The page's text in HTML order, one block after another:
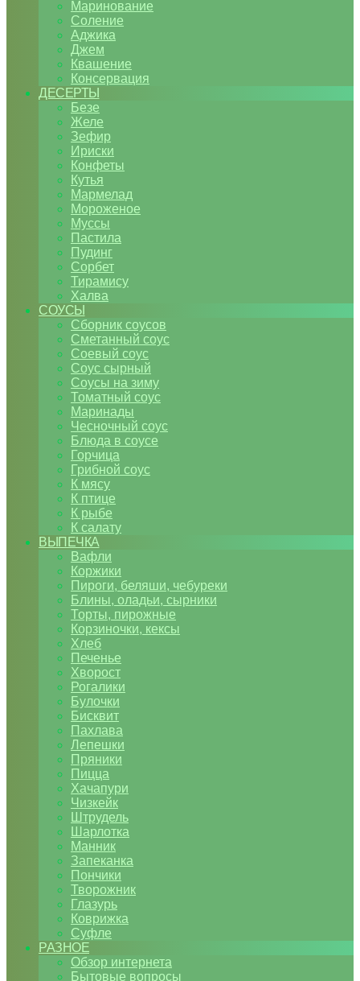
Маринование
Соление
Аджика
Джем
Квашение
Консервация
ДЕСЕРТЫ
Безе
Желе
Зефир
Ириски
Конфеты
Кутья
Мармелад
Мороженое
Муссы
Пастила
Пудинг
Сорбет
Тирамису
Халва
СОУСЫ
Сборник соусов
Сметанный соус
Соевый соус
Соус сырный
Соусы на зиму
Томатный соус
Маринады
Чесночный соус
Блюда в соусе
Горчица
Грибной соус
К мясу
К птице
К рыбе
К салату
ВЫПЕЧКА
Вафли
Коржики
Пироги, беляши, чебуреки
Блины, оладьи, сырники
Торты, пирожные
Корзиночки, кексы
Хлеб
Печенье
Хворост
Рогалики
Булочки
Бисквит
Пахлава
Лепешки
Пряники
Пицца
Хачапури
Чизкейк
Штрудель
Шарлотка
Манник
Запеканка
Пончики
Творожник
Глазурь
Коврижка
Суфле
РАЗНОЕ
Обзор интернета
Бытовые вопросы